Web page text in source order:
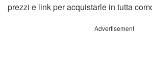
prezzi e link per acquistarle in tutta
Advertisement